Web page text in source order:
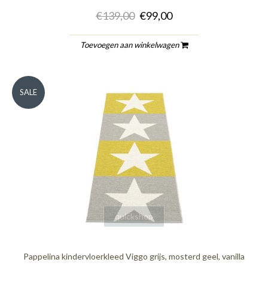
€139,00 €99,00
Toevoegen aan winkelwagen
quickshop
SALE
Pappelina kindervloerkleed Viggo grijs, mosterd geel, vanilla